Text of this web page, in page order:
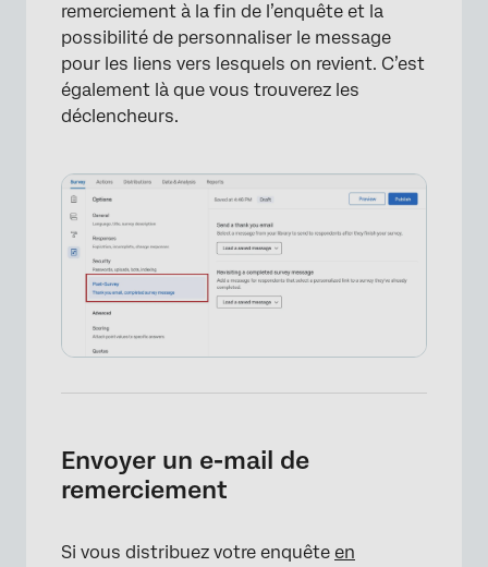
Options de l’enquête dans différents types
de projets
FAQs
remerciement à la fin de l’enquête et la
possibilité de personnaliser le message
pour les liens vers lesquels on revient. C’est
également là que vous trouverez les
déclencheurs.
Envoyer un e-mail de
remerciement
Si vous distribuez votre enquête en